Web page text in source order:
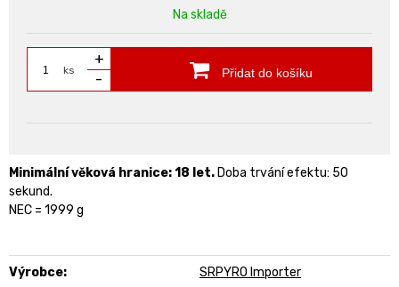
Na skladě
ks
+
-
Přidat do košíku
Minimální věková hranice: 18 let. Doba trvání efektu: 50
sekund.
NEC = 1999 g
Výrobce: SRPYRO Importer